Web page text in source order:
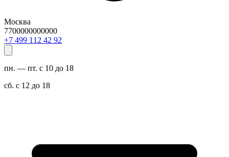
Москва
7700000000000
29 24 211 994 7+
пн. — пт. с 10 до 18
сб. с 12 до 18